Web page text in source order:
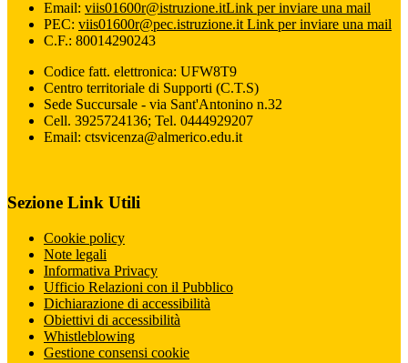
Email: viis01600r@istruzione.itLink per inviare una mail
PEC: viis01600r@pec.istruzione.it Link per inviare una mail
C.F.: 80014290243
Codice fatt. elettronica: UFW8T9
Centro territoriale di Supporti (C.T.S)
Sede Succursale - via Sant'Antonino n.32
Cell. 3925724136; Tel. 0444929207
Email: ctsvicenza@almerico.edu.it
Sezione Link Utili
Cookie policy
Note legali
Informativa Privacy
Ufficio Relazioni con il Pubblico
Dichiarazione di accessibilità
Obiettivi di accessibilità
Whistleblowing
Gestione consensi cookie